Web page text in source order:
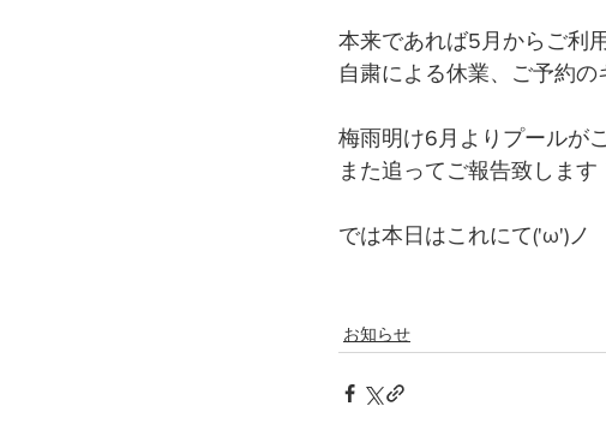
本来であれば5月からご利
自粛による休業、ご予約の
梅雨明け6月よりプールが
また追ってご報告致します
では本日はこれにて('ω')ノ
お知らせ